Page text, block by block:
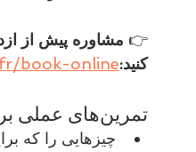
👉
کنید:book-online
تمرین‌های عملی برای امتحان کردن
چیزهایی را که برایتان در رابطه